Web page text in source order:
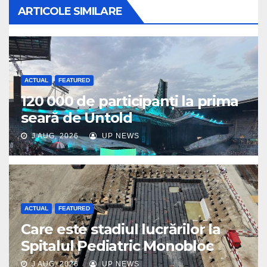
ARTICOLE SIMILARE
ACTUAL FEATURED
120 000 de participanți la prima
seară de Untold
J AUG, 2026 UP NEWS
ACTUAL FEATURED
Care este stadiul lucrărilor la
Spitalul Pediatric Monobloc
J AUG, 2026 UP NEWS